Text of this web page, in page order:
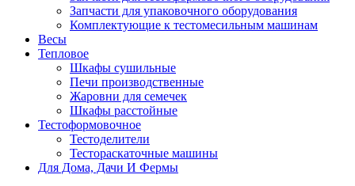
Запчасти для упаковочного оборудования
Комплектующие к тестомесильным машинам
Весы
Тепловое
Шкафы сушильные
Печи производственные
Жаровни для семечек
Шкафы расстойные
Тестоформовочное
Тестоделители
Тестораскаточные машины
Для Дома, Дачи И Фермы